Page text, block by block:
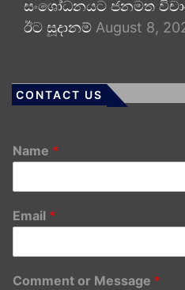
සංශෝධනයට ජනමත
ඊට සූදානම් August 8,
CONTACT US
Name *
Email *
Comment or Message *